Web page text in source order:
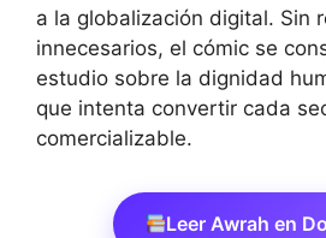
a la globalización digital. Sin
innecesarios, el cómic se
estudio sobre la dignidad
que intenta convertir cada
comercializable.
Leer Awrah en